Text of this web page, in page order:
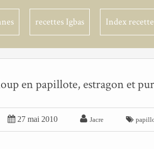
recettes Igbas Index
en papillote, estragon et
 27 mai 2010  Jacre 